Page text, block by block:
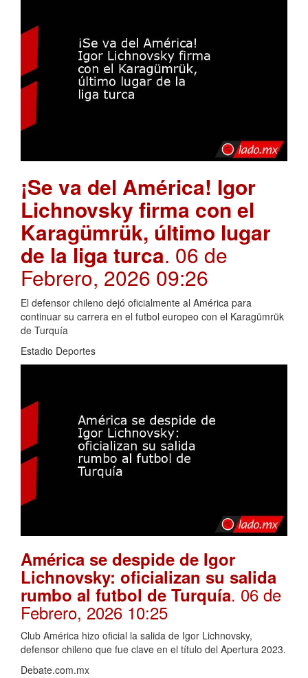
¡Se va del América! Igor
Lichnovsky firma con el
Karagümrük, último lugar
de la liga turca. 06 de
Febrero, 2026 09:26
El defensor chileno dejó oficialmente al América para
continuar su carrera en el futbol europeo con el Karagümrük
de Turquía
Estadio Deportes
América se despide de Igor
Lichnovsky: oficializan su salida
rumbo al futbol de Turquía. 06 de
Febrero, 2026 10:25
Club América hizo oficial la salida de Igor Lichnovsky,
defensor chileno que fue clave en el título del Apertura 2023.
Debate.com.mx